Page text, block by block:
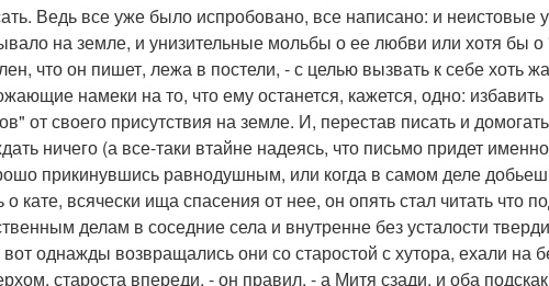
Ведь все уже было испробовано, все написано: и неистовые
на земле, и унизительные мольбы о ее любви или хотя бы
что он пишет, лежа в постели, - с целью вызвать к себе хоть
намеки на то, что ему останется, кажется, одно:
от своего присутствия на земле. И, перестав писать и
ничего (а все-таки втайне надеясь, что письмо придет
прикинувшись равнодушным, или когда в самом деле
о кате, всячески ища спасения от нее, он опять стал читать что
делам в соседние села и внутренне без усталости
вот однажды возвращались они со старостой с хутора, ехали на
староста впереди, - он правил, - а Митя сзади, и оба